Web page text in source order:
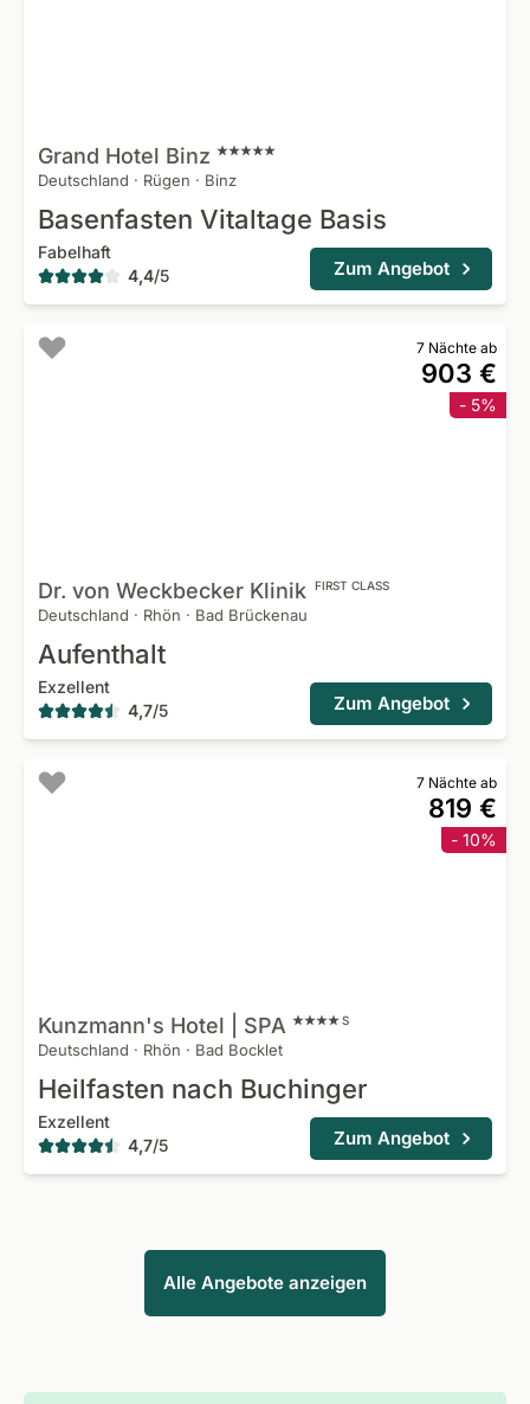
Grand Hotel Binz
Deutschland · Rügen · Binz
Basenfasten Vitaltage Basis
Fabelhaft
4,4/5 Zum Angebot
7 Nächte ab
903 €
- 5%
Dr. von Weckbecker Klinik FIRST CLASS
Deutschland · Rhön · Bad Brückenau
Aufenthalt
Exzellent
4,7/5 Zum Angebot
7 Nächte ab
819 €
- 10%
Kunzmann's Hotel | SPA S
Deutschland · Rhön · Bad Bocklet
Heilfasten nach Buchinger
Exzellent
4,7/5 Zum Angebot
Alle Angebote anzeigen